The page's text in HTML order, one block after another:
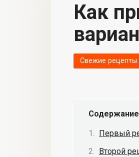
Как приготовить суп из вешенок:
Свежие рецепты
Содержание
Первый
Второй